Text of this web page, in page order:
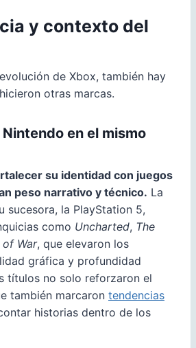
y contexto del
de Xbox, también hay
otras marcas.
en el mismo
su identidad con juegos
peso narrativo y técnico. La
sucesora, la PlayStation 5,
como Uncharted, The
of War, que elevaron los
gráfica y profundidad
títulos no solo reforzaron el
también marcaron tendencias
historias dentro de los